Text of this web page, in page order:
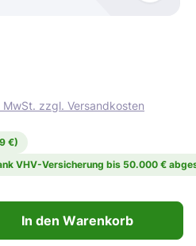
MwSt. zzgl. Versandkosten
€)
VHV-Versicherung bis 50.000 €
Anzahl: Gib den gewünschten
In den Warenkorb